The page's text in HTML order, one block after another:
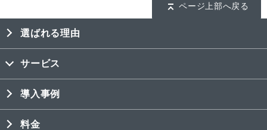
ページ上部へ戻る
選ばれる理由
サービス
導入事例
料金